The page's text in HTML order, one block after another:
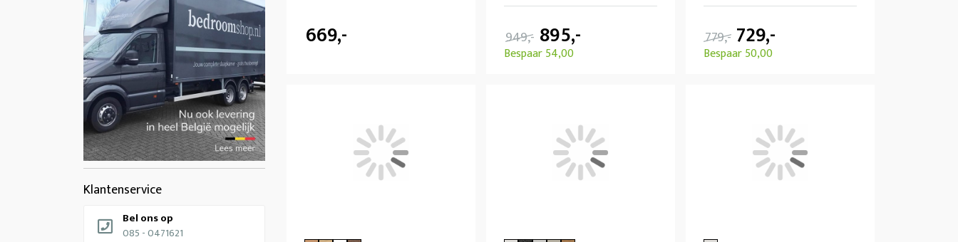
Klantenservice
Bel ons op
085 - 0471621
669,- 949,- 895,-
Bespaar 54,00
779,- 729,-
Bespaar 50,00